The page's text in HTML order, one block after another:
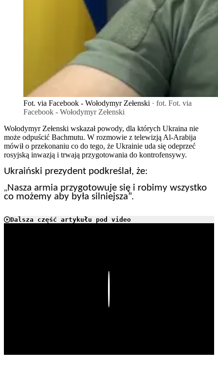
Fot. via Facebook - Wołodymyr Zełenski · fot. Fot. via
Facebook - Wołodymyr Zełenski
Wołodymyr Zełenski wskazał powody, dla których Ukraina nie
może odpuścić Bachmutu. W rozmowie z telewizją Al-Arabija
mówił o przekonaniu co do tego, że Ukrainie uda się odeprzeć
rosyjską inwazją i trwają przygotowania do kontrofensywy.
Ukraiński prezydent podkreślał, że:
„Nasza armia przygotowuje się i robimy wszystko
co możemy aby była silniejsza”.
Dalsza część artykułu pod video